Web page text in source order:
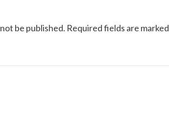
be published. Required fields are marked